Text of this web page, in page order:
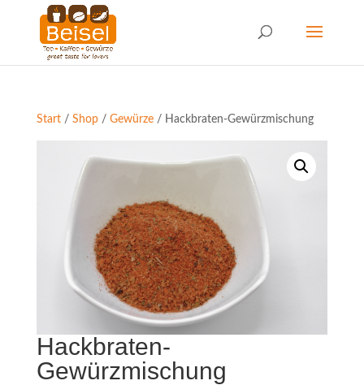
Start/ Shop/ Gewürze/ Hackbraten-Gewürzmischung
Hackbraten-
Gewürzmischung